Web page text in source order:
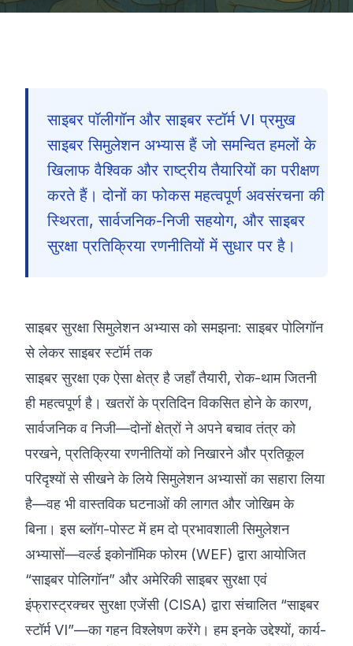
🇮🇳
©2026 8200 साइबर बूटकैंप
साइबर पॉलीगॉन और साइबर स्टॉर्म VI प्रमुख
साइबर सिमुलेशन अभ्यास हैं जो समन्वित हमलों के
खिलाफ वैश्विक और राष्ट्रीय तैयारियों का परीक्षण
करते हैं। दोनों का फोकस महत्वपूर्ण अवसंरचना की
स्थिरता, सार्वजनिक-निजी सहयोग, और साइबर
सुरक्षा प्रतिक्रिया रणनीतियों में सुधार पर है।
साइबर सुरक्षा सिमुलेशन अभ्यास को समझना: साइबर पोलिगॉन
से लेकर साइबर स्टॉर्म तक
साइबर सुरक्षा एक ऐसा क्षेत्र है जहाँ तैयारी, रोक-थाम जितनी
ही महत्वपूर्ण है। खतरों के प्रतिदिन विकसित होने के कारण,
सार्वजनिक व निजी—दोनों क्षेत्रों ने अपने बचाव तंत्र को
परखने, प्रतिक्रिया रणनीतियों को निखारने और प्रतिकूल
परिदृश्यों से सीखने के लिये सिमुलेशन अभ्यासों का सहारा लिया
है—वह भी वास्तविक घटनाओं की लागत और जोखिम के
बिना। इस ब्लॉग-पोस्ट में हम दो प्रभावशाली सिमुलेशन
अभ्यासों—वर्ल्ड इकोनॉमिक फोरम (WEF) द्वारा आयोजित
“साइबर पोलिगॉन” और अमेरिकी साइबर सुरक्षा एवं
इंफ्रास्ट्रक्चर सुरक्षा एजेंसी (CISA) द्वारा संचालित “साइबर
स्टॉर्म VI”—का गहन विश्लेषण करेंगे। हम इनके उद्देश्यों, कार्य-